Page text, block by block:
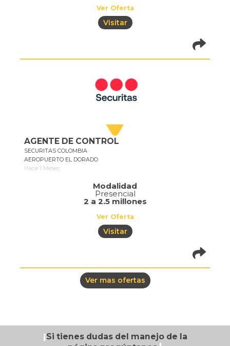
Ver Oferta
Visitar
of=1073
AGENTE DE CONTROL
SECURITAS COLOMBIA
AEROPUERTO EL DORADO
Hace 1 Meses
Modalidad
Presencial
2 a 2.5 millones
Ver Oferta
Visitar
of=1076
Ver mas ofertas
¡Si tienes dudasdel manejo de la